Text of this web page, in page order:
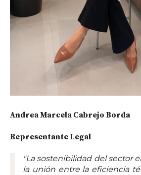
Andrea Marcela Cabrejo Borda
Representante Legal
"La sostenibilidad del sector
la unión entre la eficiencia